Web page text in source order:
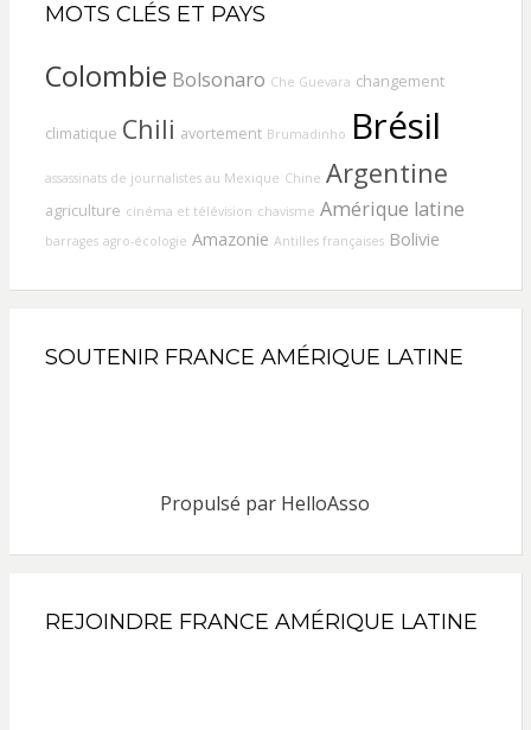
MOTS CLÉS ET PAYS
Colombie Bolsonaro Che Guevara changement
climatique Chili avortement Brumadinho Brésil
assassinats de journalistes au Mexique Chine Argentine
agriculture cinéma et télévision chavisme Amérique latine
barrages agro-écologie Amazonie Antilles françaises Bolivie
SOUTENIR FRANCE AMÉRIQUE LATINE
Propulsé par HelloAsso
REJOINDRE FRANCE AMÉRIQUE LATINE